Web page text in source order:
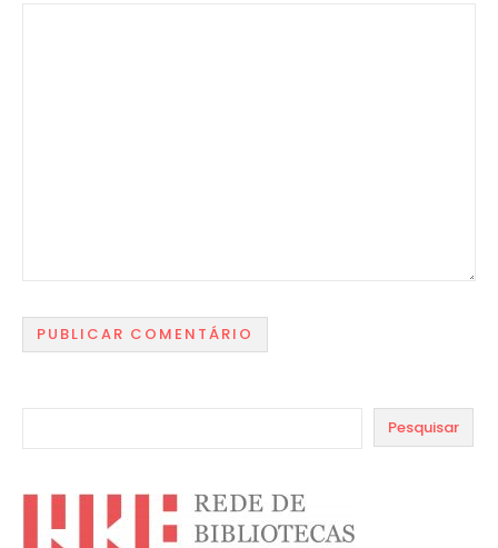
Pesquisar